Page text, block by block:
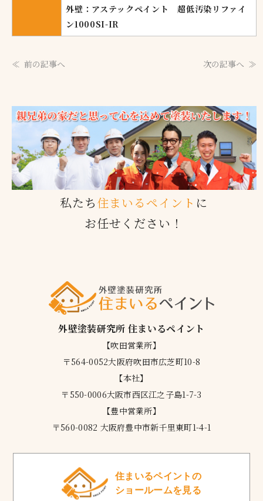
外壁：アステックペイント 超低汚染リファイ
ン1000SI-IR
前の記事へ 次の記事へ
私たち住まいるペイント に
お任せください！
外壁塗装研究所 住まいるペイント
【吹田営業所】
〒564-0052大阪府吹田市広芝町10-8
【本社】
〒550-0006大阪市西区江之子島1-7-3
【豊中営業所】
〒560-0082 大阪府豊中市新千里東町1-4-1
住まいるペイントの
ショールームを見る